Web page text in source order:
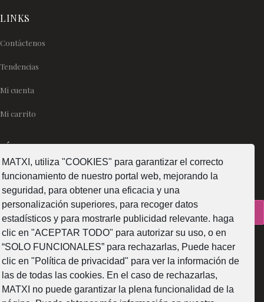
MATXI, utiliza "COOKIES" para garantizar el correcto
funcionamiento de nuestro portal web, mejorando la
seguridad, para obtener una eficacia y una
personalización superiores, para recoger datos
estadísticos y para mostrarle publicidad relevante. haga
clic en "ACEPTAR TODO" para autorizar su uso, o en
“SOLO FUNCIONALES” para rechazarlas, Puede hacer
clic en "Política de privacidad" para ver la información de
las de todas las cookies. En el caso de rechazarlas,
MATXI no puede garantizar la plena funcionalidad de la
LINKS
Contáctenos
Tendencias
Mi cuenta
Mi carrito
SÍGUENOS
¿Como fabricamos?
Web subvencionada por la Diputación Foral de Bizkaia